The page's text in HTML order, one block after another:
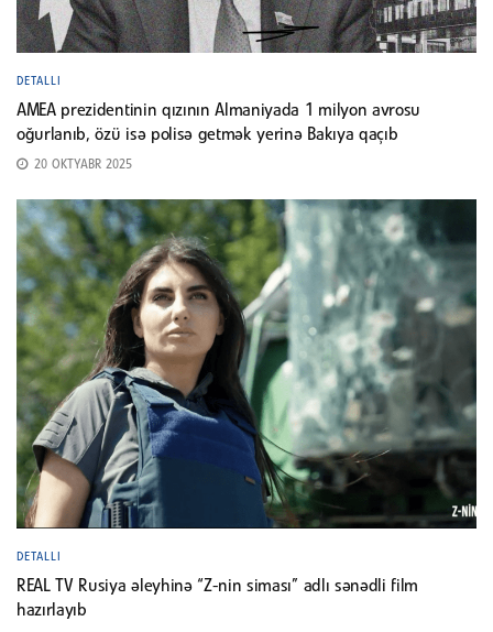
DETALLI
AMEA prezidentinin qızının Almaniyada 1 milyon avrosu
oğurlanıb, özü isə polisə getmək yerinə Bakıya qaçıb
20 OKTYABR 2025
DETALLI
REAL TV Rusiya əleyhinə “Z-nin siması” adlı sənədli film
hazırlayıb